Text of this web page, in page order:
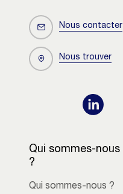
Nous contacter
Nous trouver
Qui sommes-nous
?
Qui sommes-nous ?